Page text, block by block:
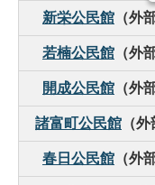
新栄公民館 （外
若楠公民館 （外
開成公民館 （外
諸富町公民館 （
春日公民館 （外